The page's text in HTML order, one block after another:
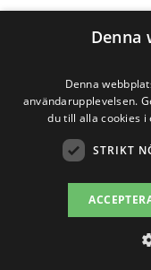
Sök
städer
Att hitta rätt
Denna
Denna
användarupplevelsen.
du till alla cookies i
STRIKT